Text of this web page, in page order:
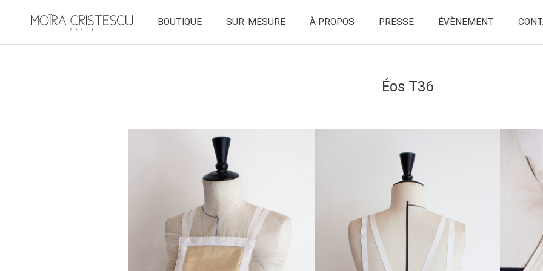
BOUTIQUE SUR-MESURE À PROPOS PRESSE ÉVÈNEMENT
Éos T36